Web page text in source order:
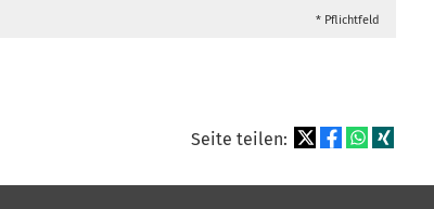
* Pflichtfeld
Seite teilen: